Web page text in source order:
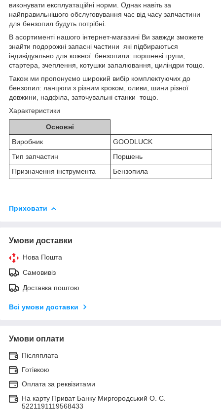
виконувати експлуатаційні норми. Однак навіть за
найправильнішого обслуговування час від часу запчастини
для бензопил будуть потрібні.
В асортименті нашого інтернет-магазині Ви завжди зможете
знайти подорожні запасні частини які підбираються
індивідуально для кожної бензопили: поршневі групи,
стартера, зчеплення, котушки запалювання, циліндри тощо.
Також ми пропонуємо широкий вибір комплектуючих до
бензопил: ланцюги з різним кроком, оливи, шини різної
довжини, надфіла, заточувальні станки тощо.
Характеристики
Основні
Виробник
GOODLUCK
Тип запчастин
Поршень
Призначення інструмента
Бензопила
Приховати
Умови доставки
Нова Пошта
Самовивіз
Доставка поштою
Всі умови доставки
Умови оплати
Післяплата
Готівкою
Оплата за реквізитами
На карту Приват Банку Миргородський О. С.
5221191119568433